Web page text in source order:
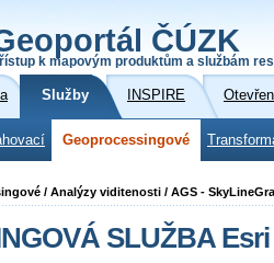
ČÚZK
k mapovým produktům a službám
Služby INSPIRE
Geoprocessingové
/ Analýzy viditenosti / AGS -
SLUŽBA